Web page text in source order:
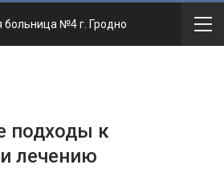
больница №4 г. Гродно
подходы к
лечению